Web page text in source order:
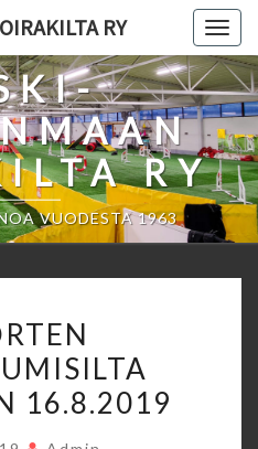
RY
RY
VUODESTA 1963
TUTUSTUMISILTA
AGILITYYN
16.8.2019
16.8.2019